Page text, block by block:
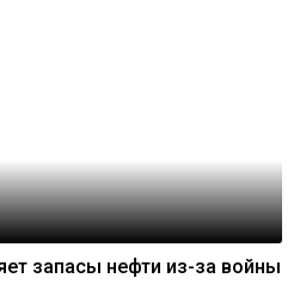
запасы нефти из-за войны